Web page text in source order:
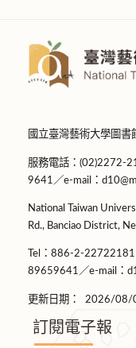
國立臺灣藝術大學圖
服務電話：(02)2272-
9641／e-mail：
National Taiwan
Rd., Banciao District,
Tel：886-2-
89659641／e-mail：
更新日期： 2026/08/
訂閱電子報